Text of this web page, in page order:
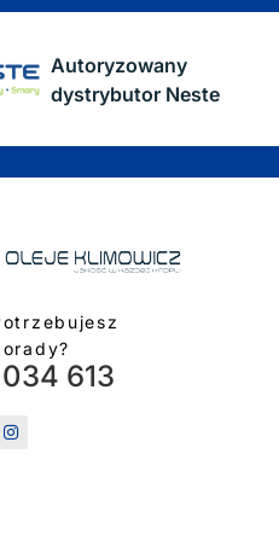
Autoryzowany
dystrybutor Neste
613